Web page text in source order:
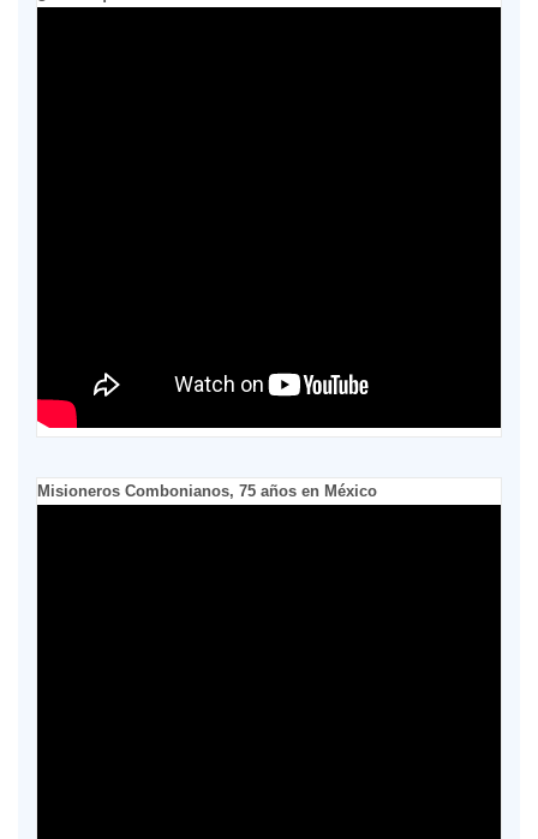
Misioneros Combonianos, 75 años en México